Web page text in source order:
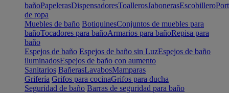
bañoPapelerasDispensadoresToallerosJabonerasEscobillero
de ropa
Muebles de baño BotiquinesConjuntos de muebles para
bañoTocadores para bañoArmarios para bañoRepisa para
baño
Espejos de baño Espejos de baño sin LuzEspejos de baño
iluminadosEspejos de baño con aumento
Sanitarios BañerasLavabosMamparas
Grifería Grifos para cocinaGrifos para ducha
Seguridad de baño Barras de seguridad para baño